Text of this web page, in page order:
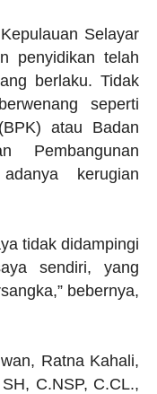
Selayar
penyidikan telah
berlaku. Tidak
seperti
atau Badan
Pembangunan
kerugian
tidak didampingi
sendiri, yang
bebernya,
Ratna Kahali,
C.NSP, C.CL.,